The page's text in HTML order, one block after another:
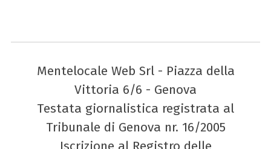
Mentelocale Web Srl - Piazza della
Vittoria 6/6 - Genova
Testata giornalistica registrata al
Tribunale di Genova nr. 16/2005